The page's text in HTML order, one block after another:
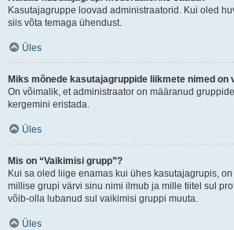
Kasutajagruppe loovad administraatorid. Kui oled
siis võta temaga ühendust.
Üles
Miks mõnede kasutajagruppide liikmete nimed on
On võimalik, et administraator on määranud
kergemini eristada.
Üles
Mis on “Vaikimisi grupp”?
Kui sa oled liige enamas kui ühes kasutajagrupis,
millise grupi värvi sinu nimi ilmub ja mille tiitel sul
võib-olla lubanud sul vaikimisi gruppi muuta.
Üles